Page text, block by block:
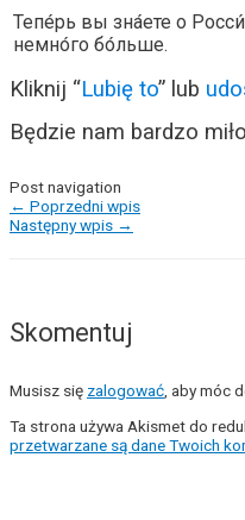
Тепе́рь вы зна́ете о
немно́го бо́льше.
Kliknij “Lubię to” lub
Będzie nam bardzo
Post navigation
← Poprzedni wpis
Następny wpis →
Skomentuj
Musisz się zalogować , aby móc
Ta strona używa Akismet do
przetwarzane są dane Twoich